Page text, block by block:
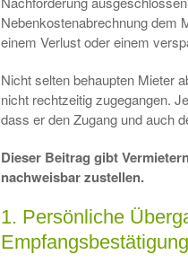
Nebenkostenabrechnung dem
einem Verlust oder einem
Nicht selten behaupten Mieter
nicht rechtzeitig zugegangen.
dass er den Zugang und auch
Dieser Beitrag gibt
nachweisbar zustellen.
1. Persönliche
Empfangsbestätigung